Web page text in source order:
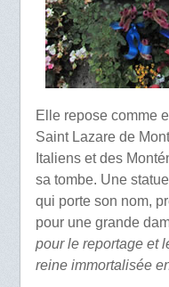
Elle repose comme
Saint Lazare de
Italiens et des
sa tombe. Une
qui porte son nom,
pour une grande
pour le reportage et
reine immortalisée